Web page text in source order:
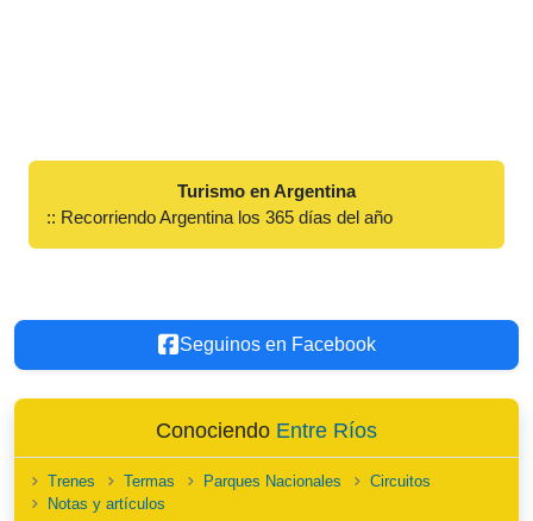
Turismo en Argentina
:: Recorriendo Argentina los 365 días del año
Seguinos en Facebook
Conociendo Entre Ríos
Trenes Termas Parques Nacionales
Circuitos
Notas y artículos